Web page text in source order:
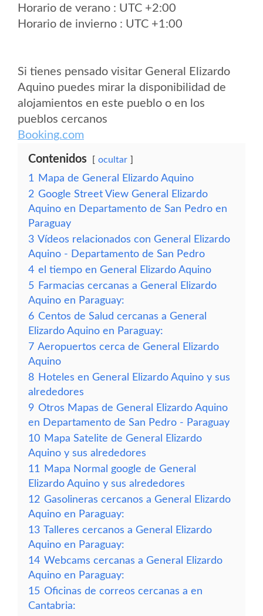
Horario de verano : UTC +2:00
Horario de invierno : UTC +1:00
Si tienes pensado visitar General Elizardo
Aquino puedes mirar la disponibilidad de
alojamientos en este pueblo o en los
pueblos cercanos
Booking.com
Contenidos ocultar
1
Mapa de General Elizardo Aquino
2 Google Street View General Elizardo
Aquino en Departamento de San Pedro en
Paraguay
3 Vídeos relacionados con General Elizardo
Aquino - Departamento de San Pedro
4 el tiempo en General Elizardo Aquino
5 Farmacias cercanas a General Elizardo
Aquino en Paraguay:
6 Centos de Salud cercanas a General
Elizardo Aquino en Paraguay:
7 Aeropuertos cerca de General Elizardo
Aquino
8 Hoteles en General Elizardo Aquino y sus
alrededores
9 Otros Mapas de General Elizardo Aquino
en Departamento de San Pedro - Paraguay
10 Mapa Satelite de General Elizardo
Aquino y sus alrededores
11
Mapa Normal google de General
Elizardo Aquino y sus alrededores
12 Gasolineras cercanos a General Elizardo
Aquino en Paraguay:
13 Talleres cercanos a General Elizardo
Aquino en Paraguay:
14 Webcams cercanas a General Elizardo
Aquino en Paraguay:
15 Oficinas de correos cercanas a en
Cantabria: